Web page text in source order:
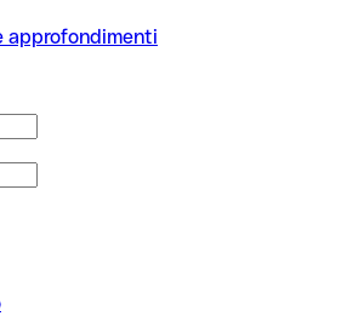
approfondimenti